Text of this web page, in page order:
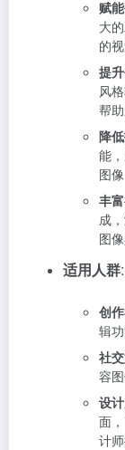
赋
大
的
提
风
帮
降
能
图
丰
成
图
适用人群:
创
辑
社
容
设
面
计